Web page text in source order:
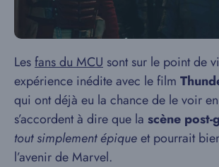
Lesfans du MCU sont sur le point de
expérience inédite avec le film
qui ont déjà eu la chance de le voir
s’accordent à dire que la scène post-
tout simplement épiqueet pourrait
l’avenir de Marvel.